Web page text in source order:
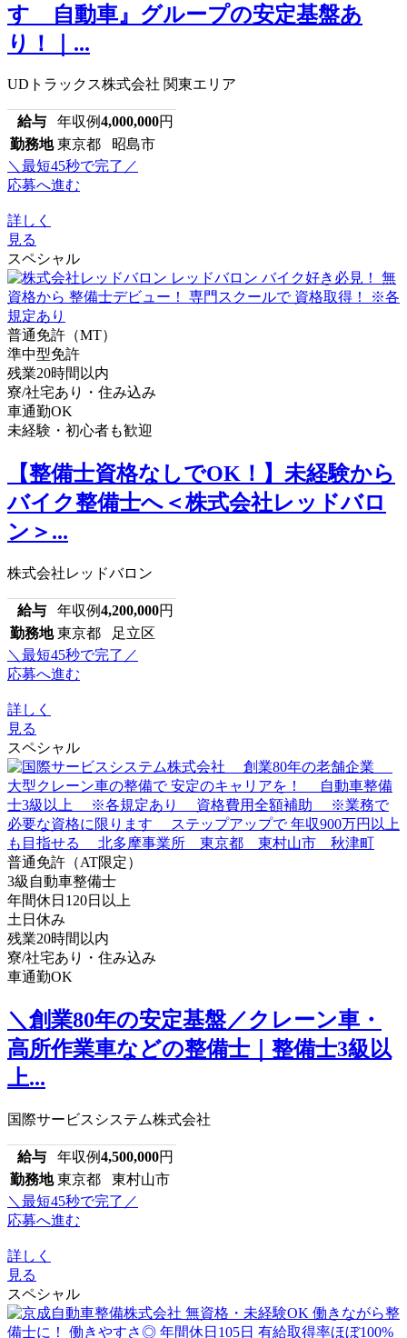
すゞ自動車』グループの安定基盤あ
り！｜...
UDトラックス株式会社 関東エリア
給与 年収例4,000,000円
勤務地 東京都 昭島市
＼最短45秒で完了／
応募へ進む
詳しく
見る
スペシャル
普通免許（MT）
準中型免許
残業20時間以内
寮/社宅あり・住み込み
車通勤OK
未経験・初心者も歓迎
【整備士資格なしでOK！】未経験から
バイク整備士へ＜株式会社レッドバロ
ン＞...
株式会社レッドバロン
給与 年収例4,200,000円
勤務地 東京都 足立区
＼最短45秒で完了／
応募へ進む
詳しく
見る
スペシャル
普通免許（AT限定）
3級自動車整備士
年間休日120日以上
土日休み
残業20時間以内
寮/社宅あり・住み込み
車通勤OK
＼創業80年の安定基盤／クレーン車・
高所作業車などの整備士｜整備士3級以
上...
国際サービスシステム株式会社
給与 年収例4,500,000円
勤務地 東京都 東村山市
＼最短45秒で完了／
応募へ進む
詳しく
見る
スペシャル